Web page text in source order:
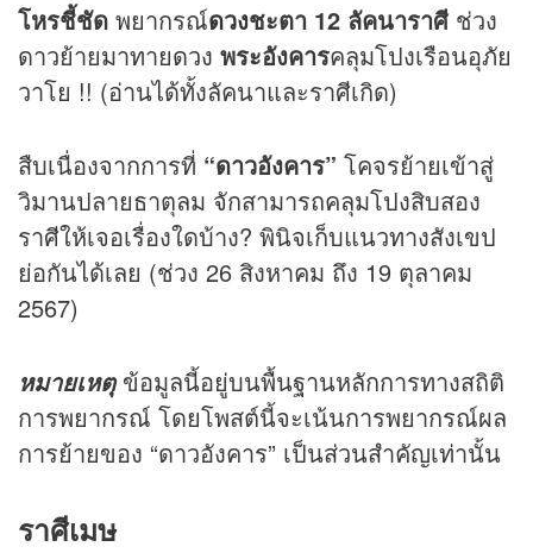
โหรชี้ชัด พยากรณ์ดวงชะตา 12 ลัคนาราศีช่วง
ดาวย้ายมาทายดวง พระอังคารคลุมโปงเรือนอุภัย
วาโย !! (อ่านได้ทั้งลัคนาและราศีเกิด)
สืบเนื่องจากการที่ “ดาวอังคาร” โคจรย้ายเข้าสู่
วิมานปลายธาตุลม จักสามารถคลุมโปงสิบสอง
ราศีให้เจอเรื่องใดบ้าง? พินิจเก็บแนวทางสังเขป
ย่อกันได้เลย (ช่วง 26 สิงหาคม ถึง 19 ตุลาคม
2567)
หมายเหตุข้อมูลนี้อยู่บนพื้นฐานหลักการทางสถิติ
การพยากรณ์ โดยโพสต์นี้จะเน้นการพยากรณ์ผล
การย้ายของ “ดาวอังคาร” เป็นส่วนสำคัญเท่านั้น
ราศีเมษ